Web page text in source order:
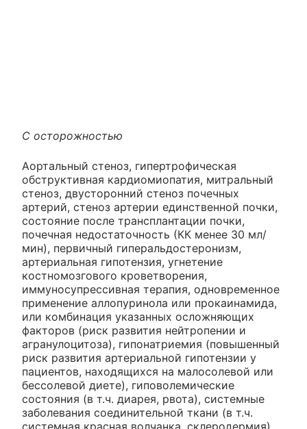
С осторожностью
Аортальный стеноз, гипертрофическая
обструктивная кардиомиопатия, митральный
стеноз, двусторонний стеноз почечных
артерий, стеноз артерии единственной почки,
состояние после трансплантации почки,
почечная недостаточность (КК менее 30 мл/
мин), первичный гиперальдостеронизм,
артериальная гипотензия, угнетение
костномозгового кроветворения,
иммуносупрессивная терапия, одновременное
применение аллопуринола или прокаинамида,
или комбинация указанных осложняющих
факторов (риск развития нейтропении и
агранулоцитоза), гипонатриемия (повышенный
риск развития артериальной гипотензии у
пациентов, находящихся на малосолевой или
бессолевой диете), гиповолемические
состояния (в т.ч. диарея, рвота), системные
заболевания соединительной ткани (в т.ч.